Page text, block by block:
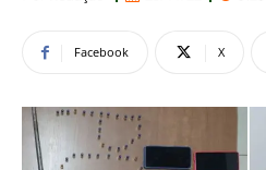
Facebook X